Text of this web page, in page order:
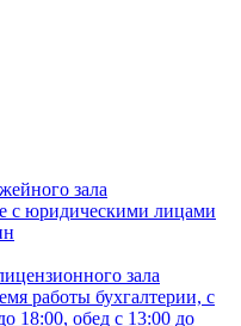
зала
с юридическими лицами
зала
работы бухгалтерии, с
18:00, обед с 13:00 до